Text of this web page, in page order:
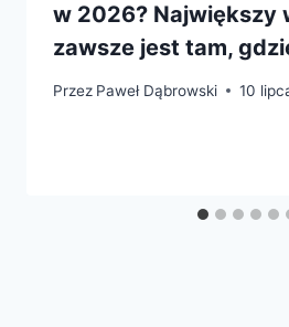
w 2026? Największy
zawsze jest tam,
Przez Paweł Dąbrowski 10